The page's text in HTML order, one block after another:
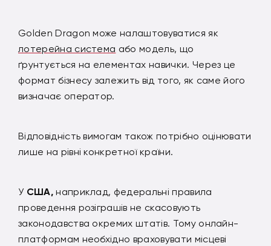
Golden Dragon може налаштовуватися як
лотерейна система або модель, що
ґрунтується на елементах навички. Через це
формат бізнесу залежить від того, як саме його
визначає оператор.
Відповідність вимогам також потрібно оцінювати
лише на рівні конкретної країни.
У США,наприклад, федеральні правила
проведення розіграшів не скасовують
законодавства окремих штатів. Тому онлайн-
платформам необхідно враховувати місцеві